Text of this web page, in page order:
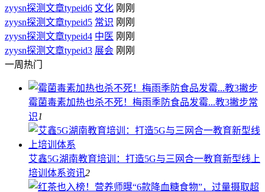
zyysn探测文章typeid6 文化 刚刚
zyysn探测文章typeid5 常识 刚刚
zyysn探测文章typeid4 中医 刚刚
zyysn探测文章typeid3 展会 刚刚
一周热门
霉菌毒素加热也杀不死！梅雨季防食品发霉...教3撇步常
识1
艾鑫5G湖南教育培训：打造5G与三网合一教育新型线上
培训体系资讯2